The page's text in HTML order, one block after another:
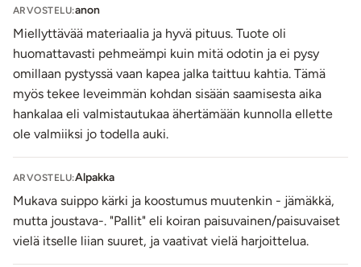
ARVOSTELU:anon
Miellyttävää materiaalia ja hyvä pituus. Tuote oli
huomattavasti pehmeämpi kuin mitä odotin ja ei pysy
omillaan pystyssä vaan kapea jalka taittuu kahtia. Tämä
myös tekee leveimmän kohdan sisään saamisesta aika
hankalaa eli valmistautukaa ähertämään kunnolla ellette
ole valmiiksi jo todella auki.
ARVOSTELU:Alpakka
Mukava suippo kärki ja koostumus muutenkin - jämäkkä,
mutta joustava-. "Pallit" eli koiran paisuvainen/paisuvaiset
vielä itselle liian suuret, ja vaativat vielä harjoittelua.